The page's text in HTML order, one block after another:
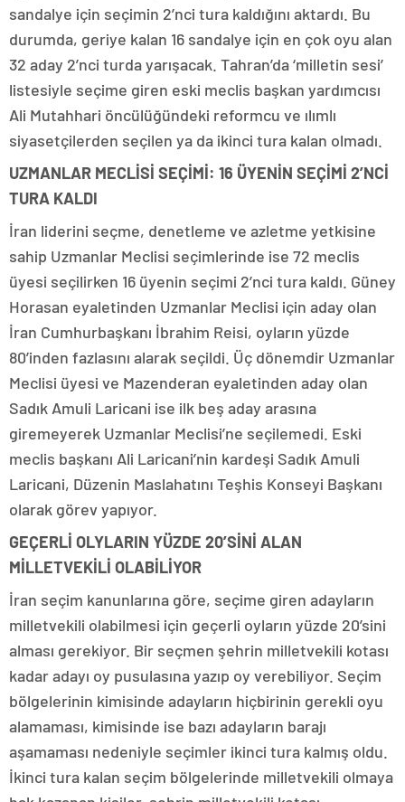
sandalye için seçimin 2’nci tura kaldığını aktardı. Bu
durumda, geriye kalan 16 sandalye için en çok oyu alan
32 aday 2’nci turda yarışacak. Tahran’da ‘milletin sesi’
listesiyle seçime giren eski meclis başkan yardımcısı
Ali Mutahhari öncülüğündeki reformcu ve ılımlı
siyasetçilerden seçilen ya da ikinci tura kalan olmadı.
UZMANLAR MECLİSİ SEÇİMİ: 16 ÜYENİN SEÇİMİ 2’NCİ
TURA KALDI
İran liderini seçme, denetleme ve azletme yetkisine
sahip Uzmanlar Meclisi seçimlerinde ise 72 meclis
üyesi seçilirken 16 üyenin seçimi 2’nci tura kaldı. Güney
Horasan eyaletinden Uzmanlar Meclisi için aday olan
İran Cumhurbaşkanı İbrahim Reisi, oyların yüzde
80’inden fazlasını alarak seçildi. Üç dönemdir Uzmanlar
Meclisi üyesi ve Mazenderan eyaletinden aday olan
Sadık Amuli Laricani ise ilk beş aday arasına
giremeyerek Uzmanlar Meclisi’ne seçilemedi. Eski
meclis başkanı Ali Laricani’nin kardeşi Sadık Amuli
Laricani, Düzenin Maslahatını Teşhis Konseyi Başkanı
olarak görev yapıyor.
GEÇERLİ OLYLARIN YÜZDE 20’SİNİ ALAN
MİLLETVEKİLİ OLABİLİYOR
İran seçim kanunlarına göre, seçime giren adayların
milletvekili olabilmesi için geçerli oyların yüzde 20’sini
alması gerekiyor. Bir seçmen şehrin milletvekili kotası
kadar adayı oy pusulasına yazıp oy verebiliyor. Seçim
bölgelerinin kimisinde adayların hiçbirinin gerekli oyu
alamaması, kimisinde ise bazı adayların barajı
aşamaması nedeniyle seçimler ikinci tura kalmış oldu.
İkinci tura kalan seçim bölgelerinde milletvekili olmaya